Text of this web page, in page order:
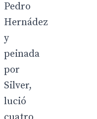
Pedro
Hernádez
y
peinada
por
Silver,
lució